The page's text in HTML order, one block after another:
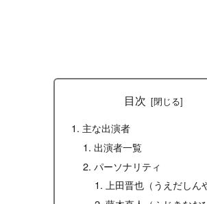
目次
主な出演者
出演者一覧
パーソナリティ
上田晋也（うえだしん